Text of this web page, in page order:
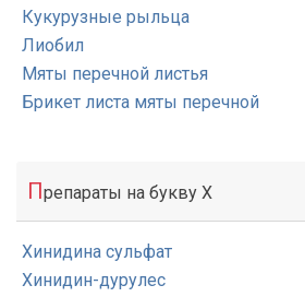
Кукурузные рыльца
Лиобил
Мяты перечной листья
Брикет листа мяты перечной
Препараты на букву Х
Хинидина сульфат
Хинидин-дурулес